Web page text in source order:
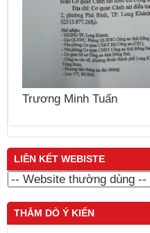
Nguyễn Thái Cung
LIÊN KẾT WEBISTE
THĂM DÒ Ý KIẾN